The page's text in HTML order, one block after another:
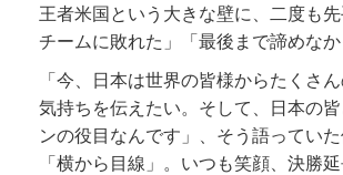
王者米国という大きな壁に、二度も
チームに敗れた」「最後まで諦めな
「今、日本は世界の皆様からたくさ
気持ちを伝えたい。そして、日本の
ンの役目なんです」、そう語ってい
「横から目線」。いつも笑顔、決勝